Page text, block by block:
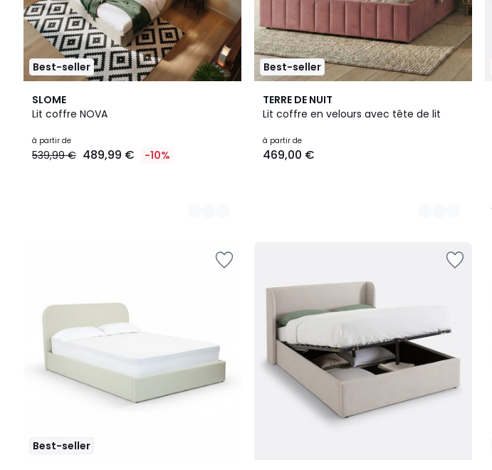
Best-seller
SLOME
Lit coffre NOVA
Prix
à
de
réduction
appliquée.
à partir de
539,99 € 489,99 € -10%
3
Couleurs
Best-seller
TERRE DE NUIT
Lit coffre en velours avec tête de lit
à partir de
469,00 €
4
Couleurs
Best-seller